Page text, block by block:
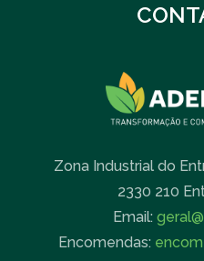
Zona Industrial do
2330 210
Email:
Encomendas: